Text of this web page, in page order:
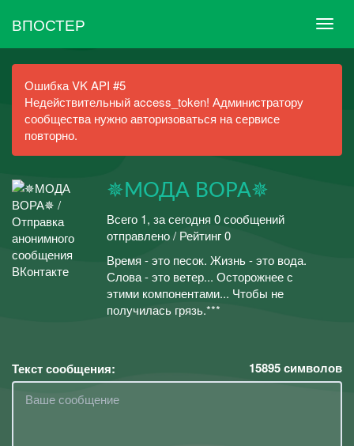
ВПОСТЕР
Ошибка VK API #5
Недействительный access_token! Администратору
сообщества нужно авторизоваться на сервисе
повторно.
✵МОДА ВОРА✵
Всего 1, за сегодня 0 сообщений
отправлено / Рейтинг 0
Время - это песок. Жизнь - это вода.
Слова - это ветер... Осторожнее с
этими компонентами... Чтобы не
получилась грязь.***
Текст сообщения: 15895символов